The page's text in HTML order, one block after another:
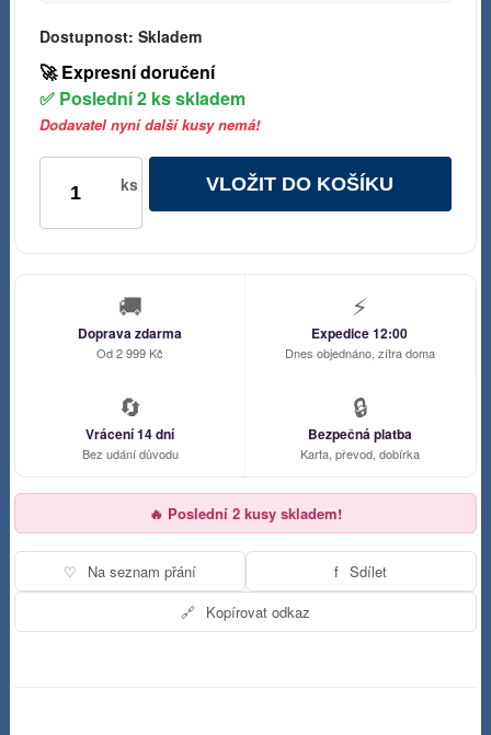
Dostupnost: Skladem
🚀 Expresní doručení
✅ Poslední 2 ks skladem
Dodavatel nyní další kusy nemá!
ks VLOŽIT DO KOŠÍKU
🚚
Doprava zdarma
Od 2 999 Kč
⚡
Expedice 12:00
Dnes objednáno, zítra doma
🔄
Vrácení 14 dní
Bez udání důvodu
🔒
Bezpečná platba
Karta, převod, dobírka
🔥 Poslední 2 kusy skladem!
♡ Na seznam přání f Sdílet
🔗 Kopírovat odkaz